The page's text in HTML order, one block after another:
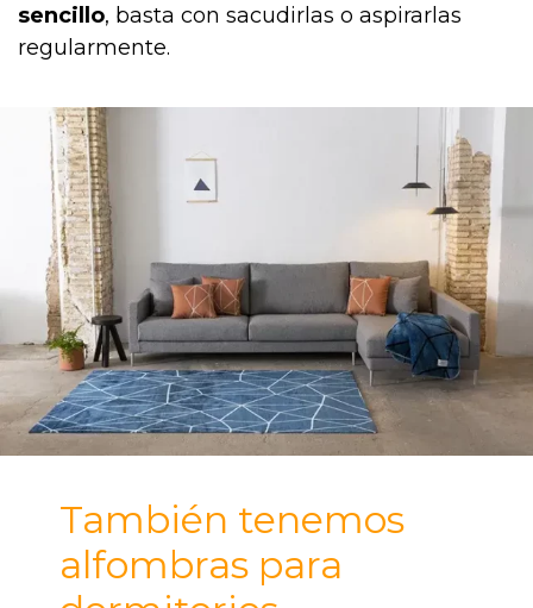
sencillo, basta con sacudirlas o aspirarlas
regularmente.
También tenemos
alfombras para